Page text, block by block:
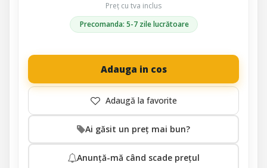
Preț cu tva inclus
Precomanda: 5-7 zile lucrătoare
Adauga in cos
Ai găsit un preț mai bun?
Anunță-mă când scade prețul